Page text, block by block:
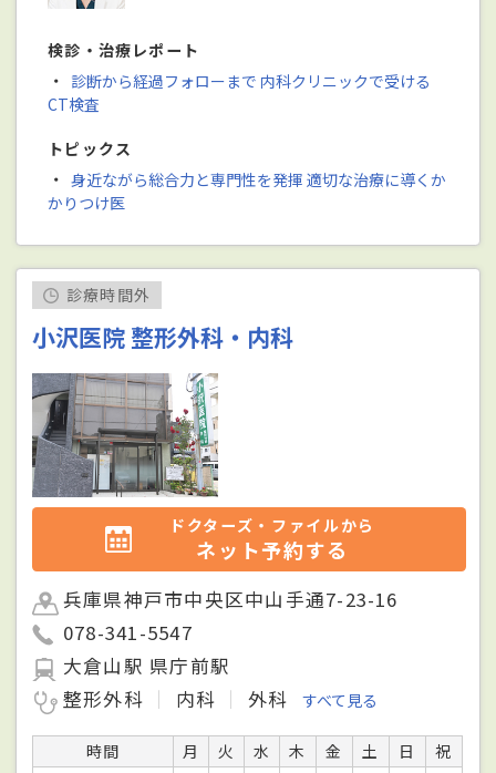
検診・治療レポート
・ 診断から経過フォローまで 内科クリニックで受ける
CT検査
トピックス
・ 身近ながら総合力と専門性を発揮 適切な治療に導くか
かりつけ医
診療時間外
小沢医院 整形外科・内科
ドクターズ・ファイルから
ネット予約する
兵庫県神戸市中央区中山手通7-23-16
078-341-5547
大倉山駅 県庁前駅
整形外科
内科 外科 すべて見る
時間 月 火 水 木 金 土 日
祝